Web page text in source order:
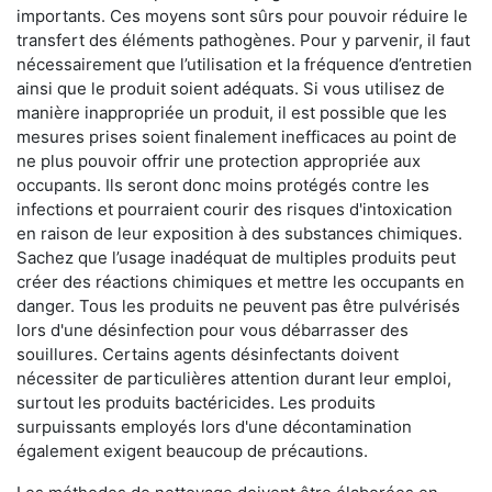
importants. Ces moyens sont sûrs pour pouvoir réduire le
transfert des éléments pathogènes. Pour y parvenir, il faut
nécessairement que l’utilisation et la fréquence d’entretien
ainsi que le produit soient adéquats. Si vous utilisez de
manière inappropriée un produit, il est possible que les
mesures prises soient finalement inefficaces au point de
ne plus pouvoir offrir une protection appropriée aux
occupants. Ils seront donc moins protégés contre les
infections et pourraient courir des risques d'intoxication
en raison de leur exposition à des substances chimiques.
Sachez que l’usage inadéquat de multiples produits peut
créer des réactions chimiques et mettre les occupants en
danger. Tous les produits ne peuvent pas être pulvérisés
lors d'une désinfection pour vous débarrasser des
souillures. Certains agents désinfectants doivent
nécessiter de particulières attention durant leur emploi,
surtout les produits bactéricides. Les produits
surpuissants employés lors d'une décontamination
également exigent beaucoup de précautions.